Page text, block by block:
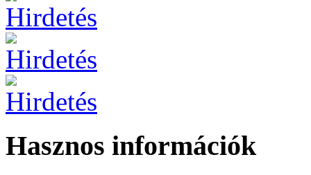
Hasznos információk